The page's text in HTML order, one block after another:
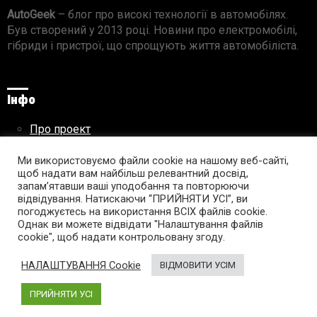
AutoGeek– блог про високі технології в автомобілях.
Був створений у 2013 році. Новини про електромобілі,
гібриди і пристрої, що спрощують життя автомобіліста.
Інфо
Про проект
Правила використання матеріалів
Підпишись на AutoGeek!
facebooktwitter instagramyoutube tumblr linkedin
Ми використовуємо файли cookie на нашому веб-сайті,
щоб надати вам найбільш релевантний досвід,
запам’ятавши ваші уподобання та повторюючи
відвідування. Натискаючи “ПРИЙНЯТИ УСІ”, ви
погоджуєтесь на використання ВСІХ файлів cookie.
Однак ви можете відвідати "Налаштування файлів
cookie", щоб надати контрольовану згоду.
НАЛАШТУВАННЯ Cookie ВІДМОВИТИ УСІМ
ПРИЙНЯТИ УСІ